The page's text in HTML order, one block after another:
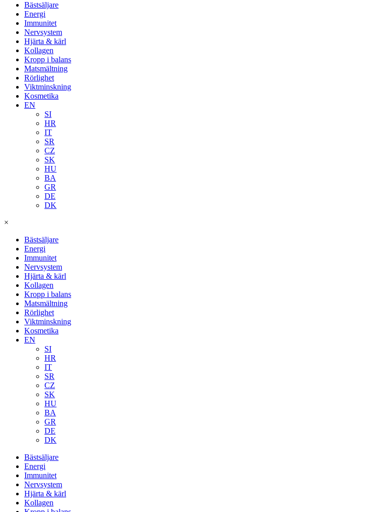
Bästsäljare
Energi
Immunitet
Nervsystem
Hjärta & kärl
Kollagen
Kropp i balans
Matsmältning
Rörlighet
Viktminskning
Kosmetika
EN
SI
HR
IT
SR
CZ
SK
HU
BA
GR
DE
DK
×
Bästsäljare
Energi
Immunitet
Nervsystem
Hjärta & kärl
Kollagen
Kropp i balans
Matsmältning
Rörlighet
Viktminskning
Kosmetika
EN
SI
HR
IT
SR
CZ
SK
HU
BA
GR
DE
DK
Bästsäljare
Energi
Immunitet
Nervsystem
Hjärta & kärl
Kollagen